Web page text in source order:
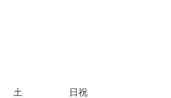
土 日祝